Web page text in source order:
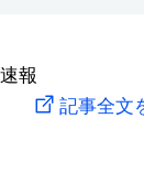
報
記事全文